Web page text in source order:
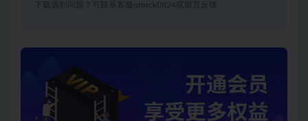
下载遇到问题？可联系客服qmsck0824或留言反馈